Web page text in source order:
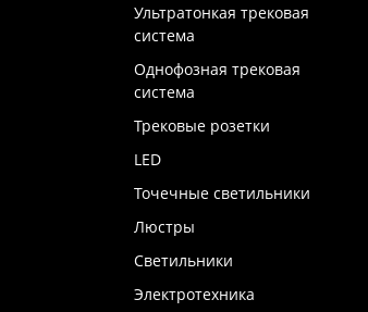
Ультратонкая трековая
система
Однофозная трековая
система
Трековые розетки
LED
Точечные светильники
Люстры
Светильники
Электротехника